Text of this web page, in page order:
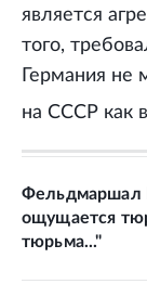
является
того,
Германия не
на СССР как
Фельдмаршал
ощущается
тюрьма..."